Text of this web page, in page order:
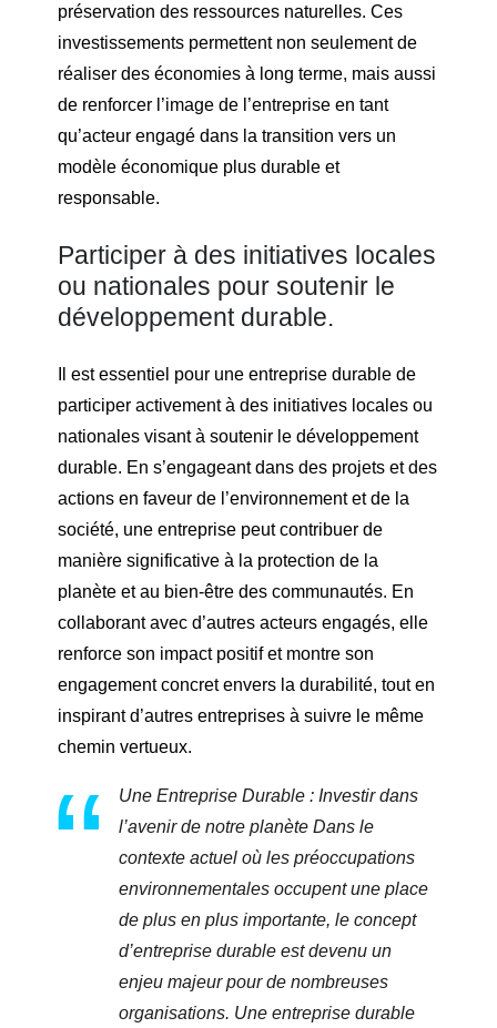
préservation des ressources naturelles. Ces
investissements permettent non seulement de
réaliser des économies à long terme, mais aussi
de renforcer l’image de l’entreprise en tant
qu’acteur engagé dans la transition vers un
modèle économique plus durable et
responsable.
Participer à des initiatives locales
ou nationales pour soutenir le
développement durable.
Il est essentiel pour une entreprise durable de
participer activement à des initiatives locales ou
nationales visant à soutenir le développement
durable. En s’engageant dans des projets et des
actions en faveur de l’environnement et de la
société, une entreprise peut contribuer de
manière significative à la protection de la
planète et au bien-être des communautés. En
collaborant avec d’autres acteurs engagés, elle
renforce son impact positif et montre son
engagement concret envers la durabilité, tout en
inspirant d’autres entreprises à suivre le même
chemin vertueux.
Une Entreprise Durable : Investir dans
l’avenir de notre planète Dans le
contexte actuel où les préoccupations
environnementales occupent une place
de plus en plus importante, le concept
d’entreprise durable est devenu un
enjeu majeur pour de nombreuses
organisations. Une entreprise durable